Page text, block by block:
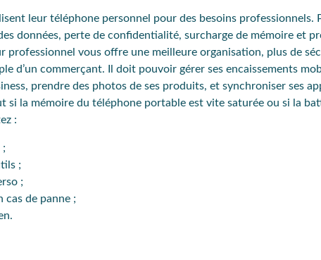
leur téléphone personnel pour des besoins professionnels.
données, perte de confidentialité, surcharge de mémoire et
vous offre une meilleure organisation, plus de
d’un commerçant. Il doit pouvoir gérer ses encaissements
prendre des photos de ses produits, et synchroniser ses
la mémoire du téléphone portable est vite saturée ou si la
:
;
;
;
cas de panne ;
.